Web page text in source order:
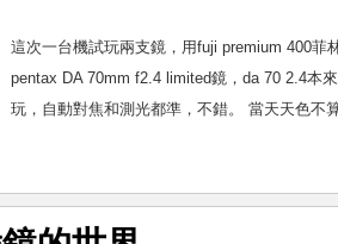
這次一台機試玩兩支鏡，用fuji premium 400
pentax DA 70mm f2.4 limited鏡，da 70 2.4本
玩，自動對焦和測光都準，不錯。 當天天色不